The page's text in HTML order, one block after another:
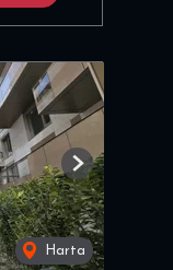
Harta
Next